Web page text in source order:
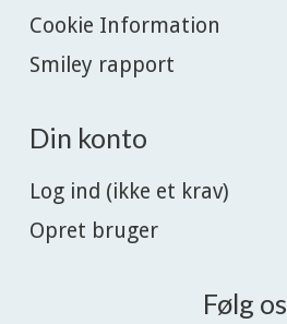
Cookie Information
Smiley rapport
Din konto
Log ind (ikke et krav)
Opret bruger
Følg os